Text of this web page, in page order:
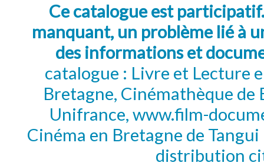
Ce catalogue est
manquant, un problème lié à
des informations et
catalogue : Livre et Lecture
Bretagne, Cinémathèque de
Unifrance, www.film-
Cinéma en Bretagne de
distribution